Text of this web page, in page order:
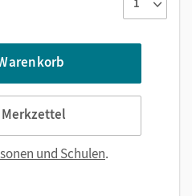
Merkzettel
und Schulen.